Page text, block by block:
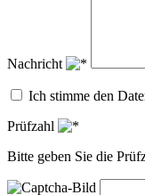
Nachricht
Ich stimme den
Prüfzahl
Bitte geben Sie die